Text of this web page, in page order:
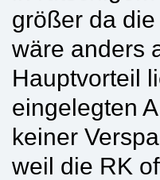
größer da
wäre anders
Hauptvorteil
eingelegten
keiner
weil die RK